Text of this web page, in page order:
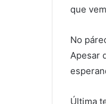
que
No
Apesar
Última